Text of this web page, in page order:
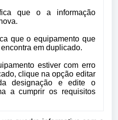
que o a informação
que o equipamento que
em duplicado.
estiver com erro
clique na opção editar
designação e edite o
a cumprir os requisitos